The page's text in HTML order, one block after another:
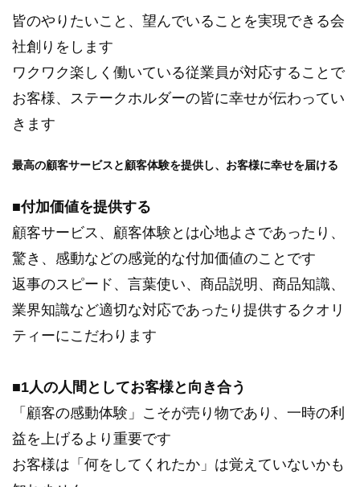
皆のやりたいこと、望んでいることを実現できる会
社創りをします
ワクワク楽しく働いている従業員が対応することで
お客様、ステークホルダーの皆に幸せが伝わってい
きます
最高の顧客サービスと顧客体験を提供し、お客様に幸せを届ける
■付加価値を提供する
顧客サービス、顧客体験とは心地よさであったり、
驚き、感動などの感覚的な付加価値のことです
返事のスピード、言葉使い、商品説明、商品知識、
業界知識など適切な対応であったり提供するクオリ
ティーにこだわります
■1人の人間としてお客様と向き合う
「顧客の感動体験」こそが売り物であり、一時の利
益を上げるより重要です
お客様は「何をしてくれたか」は覚えていないかも